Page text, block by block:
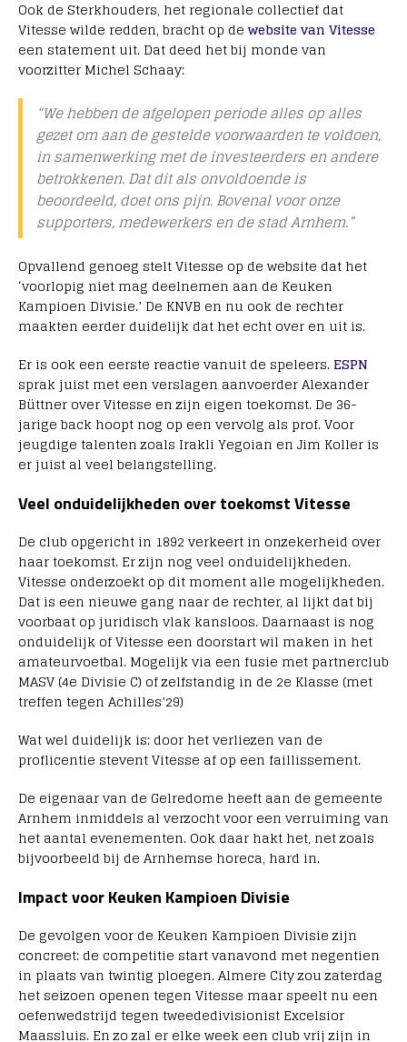
Ook de Sterkhouders, het regionale collectief dat
Vitesse wilde redden, bracht op de website van Vitesse
een statement uit. Dat deed het bij monde van
voorzitter Michel Schaay:
“We hebben de afgelopen periode alles op alles
gezet om aan de gestelde voorwaarden te voldoen,
in samenwerking met de investeerders en andere
betrokkenen. Dat dit als onvoldoende is
beoordeeld, doet ons pijn. Bovenal voor onze
supporters, medewerkers en de stad Arnhem.”
Opvallend genoeg stelt Vitesse op de website dat het
‘voorlopig niet mag deelnemen aan de Keuken
Kampioen Divisie.’ De KNVB en nu ook de rechter
maakten eerder duidelijk dat het echt over en uit is.
Er is ook een eerste reactie vanuit de speleers.ESPN
sprak juist met een verslagen aanvoerder Alexander
Büttner over Vitesse en zijn eigen toekomst. De 36-
jarige back hoopt nog op een vervolg als prof. Voor
jeugdige talenten zoals Irakli Yegoian en Jim Koller is
er juist al veel belangstelling.
Veel onduidelijkheden over toekomst Vitesse
De club opgericht in 1892 verkeert in onzekerheid over
haar toekomst. Er zijn nog veel onduidelijkheden.
Vitesse onderzoekt op dit moment alle mogelijkheden.
Dat is een nieuwe gang naar de rechter, al lijkt dat bij
voorbaat op juridisch vlak kansloos. Daarnaast is nog
onduidelijk of Vitesse een doorstart wil maken in het
amateurvoetbal. Mogelijk via een fusie met partnerclub
MASV (4e Divisie C) of zelfstandig in de 2e Klasse (met
treffen tegen Achilles’29)
Wat wel duidelijk is: door het verliezen van de
proflicentie stevent Vitesse af op een faillissement.
De eigenaar van de Gelredome heeft aan de gemeente
Arnhem inmiddels al verzocht voor een verruiming van
het aantal evenementen. Ook daar hakt het, net zoals
bijvoorbeeld bij de Arnhemse horeca, hard in.
Impact voor Keuken Kampioen Divisie
De gevolgen voor de Keuken Kampioen Divisie zijn
concreet: de competitie start vanavond met negentien
in plaats van twintig ploegen. Almere City zou zaterdag
het seizoen openen tegen Vitesse maar speelt nu een
oefenwedstrijd tegen tweededivisionist Excelsior
Maassluis. En zo zal er elke week een club vrij zijn in